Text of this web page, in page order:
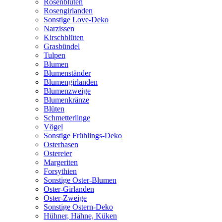
Rosengirlanden
Sonstige Love-Deko
Narzissen
Kirschblüten
Grasbündel
Tulpen
Blumen
Blumenständer
Blumengirlanden
Blumenzweige
Blumenkränze
Blüten
Schmetterlinge
Vögel
Sonstige Frühlings-Deko
Osterhasen
Ostereier
Margeriten
Forsythien
Sonstige Oster-Blumen
Oster-Girlanden
Oster-Zweige
Sonstige Ostern-Deko
Hühner, Hähne, Küken